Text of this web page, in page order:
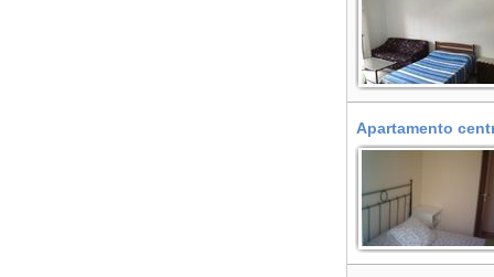
Apartamento